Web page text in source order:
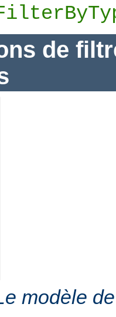
de
modèle